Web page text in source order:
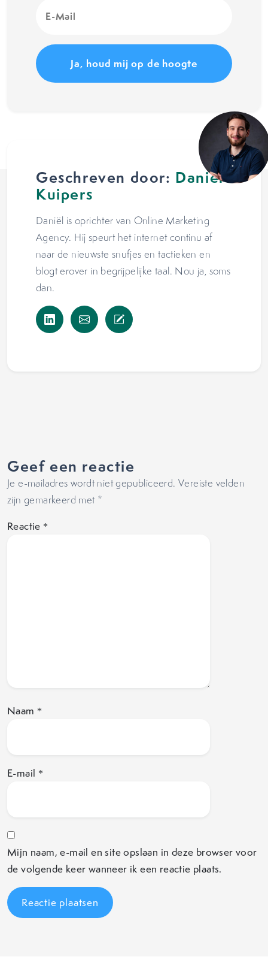
Mail
Geschreven door: Daniël
Kuipers
Daniël is oprichter van Online Marketing
Agency. Hij speurt het internet continu af
naar de nieuwste snufjes en tactieken en
blogt erover in begrijpelijke taal. Nou ja, soms
dan.
Geef een reactie
Je e-mailadres wordt niet gepubliceerd. Vereiste velden
zijn gemarkeerd met *
Reactie *
Naam *
E-mail *
Mijn naam, e-mail en site opslaan in deze browser voor
de volgende keer wanneer ik een reactie plaats.